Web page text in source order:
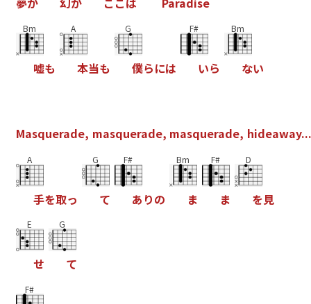
Bm
嘘も
A
本当も
G
僕らには
F#
いら
Bm
ない
Masquerade, masquerade, masquerade, hideaway...
A
手を取っ
G
て
F#
あ りの
Bm
ま
F#
ま
D
を見
E
せ
G
て
F#